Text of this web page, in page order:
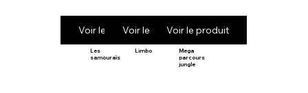
Voir le produitVoir le produitVoir le produit
Les
samouraïs
Limbo
Mega
parcours
jungle